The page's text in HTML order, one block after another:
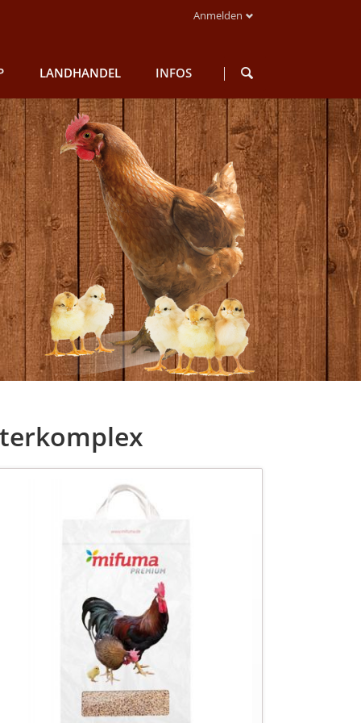
Anmelden
LANDHANDEL
Saatgut
Futter
Düngemittel
Schädlinge
Gartenbedarf
Braumalz
Sonstiges
INFOS
Rundgang
Qualität
Mühlenladen
Historie
Aktuelles